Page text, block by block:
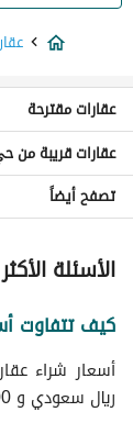
اراضي سكنية للبيع
عقارات مقترحة
عقارات حي العيون
عقارات حي الواحة
عقارات حي الراشدية
عقارات حي غياضة
عقارات حي مشرف
عقارات حي الخالدية
عقارات حي العدامة
عقارات حي الهدا
عقارات حي أم السلم
عقارات قريبة من
تصفح أيضاً
الأسئلة
كيف تتفاوت
ريال سعودي و 178,222,500 ريال سعودي.